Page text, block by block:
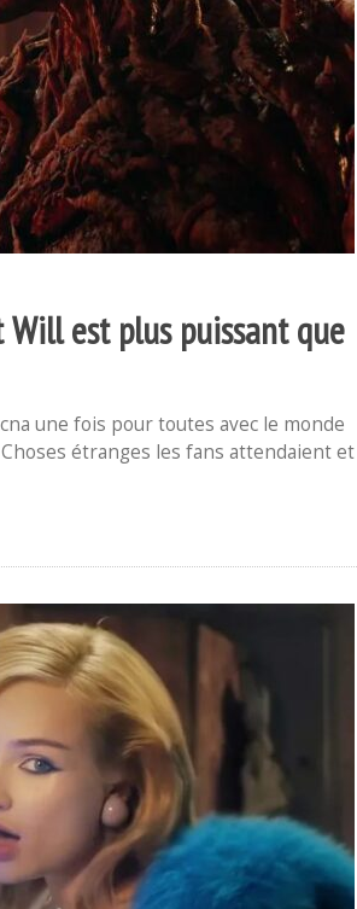
Will est plus puissant que
​​une fois pour toutes avec le monde
étranges les fans attendaient et